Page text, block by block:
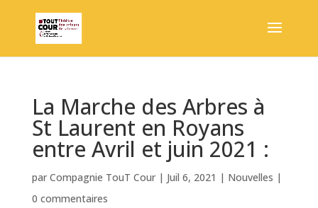
La Marche des Arbres à
St Laurent en Royans
entre Avril et juin 2021 :
par Compagnie TouT Cour| Juil 6, 2021 | Nouvelles |
0 commentaires